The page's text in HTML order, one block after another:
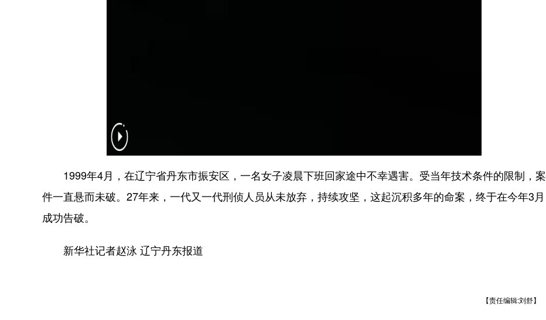
1999年4月，在辽宁省丹东市振安区，一名女子凌晨下班回家途中不幸遇害。受当年技术条件的限制，案
件一直悬而未破。27年来，一代又一代刑侦人员从未放弃，持续攻坚，这起沉积多年的命案，终于在今年3月
成功告破。
新华社记者赵泳 辽宁丹东报道
【责任编辑:刘舒】